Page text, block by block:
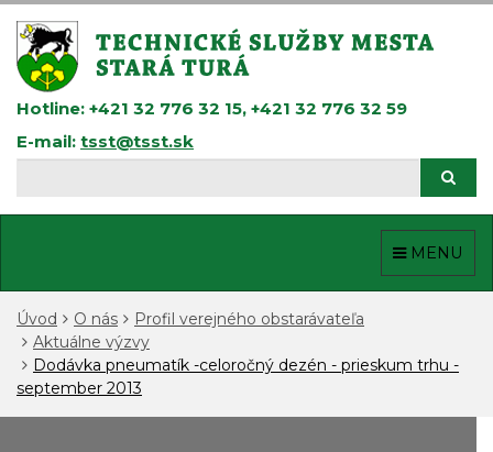
Prejsť
obsahu
Hotline: +421 32 776 32 15, +421 32 776 32 59
E-mail: tsst@tsst.sk
MENU
Úvod O nás
Profil verejného obstarávateľa
Aktuálne výzvy
Dodávka pneumatík -celoročný dezén - prieskum trhu -
september 2013